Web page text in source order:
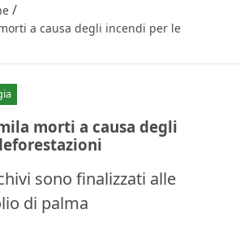
/
a causa degli incendi per le
morti a causa degli
sono finalizzati alle
di palma